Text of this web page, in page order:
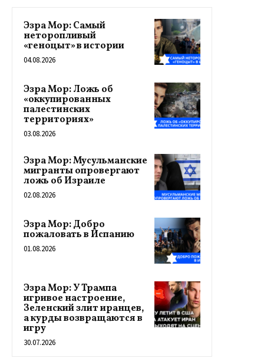
Эзра Мор: Самый
неторопливый
«геноцыт» в истории
04.08.2026
Эзра Мор: Ложь об
«оккупированных
палестинских
территориях»
03.08.2026
Эзра Мор: Мусульманские
мигранты опровергают
ложь об Израиле
02.08.2026
Эзра Мор: Добро
пожаловать в Испанию
01.08.2026
Эзра Мор: У Трампа
игривое настроение,
Зеленский злит иранцев,
а курды возвращаются в
игру
30.07.2026